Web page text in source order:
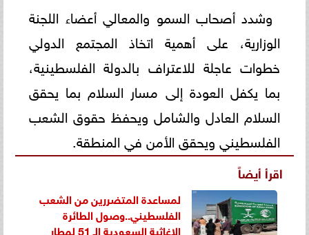
وشدد أصحاب السمو والمعالي أعضاء اللجنة
الوزارية، على أهمية اتخاذ المجتمع الدولي
خطوات عاجلة للاعتراف بالدولة الفلسطينية،
بما يكفل العودة إلى مسار السلام بما يحقق
السلام العادل والشامل ويحفظ حقوق الشعب
الفلسطيني ويحقق الأمن في المنطقة.
اقرأ أيضاً
لمساعدة المتضررين من الشعب
الفلسطيني..وصول الطائرة
الإغاثية السعودية الـ 51 لمطار